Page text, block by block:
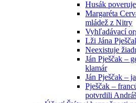
Husák
Margaréta
mládež z Nitry
Vyhľadávací
Lži Jána
Neexistuje
Ján Pješčak –
klamár
Ján Pješčak –
Pješčak –
potvrdili